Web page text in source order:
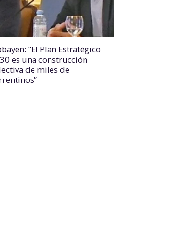
“El Plan Estratégico
es una construcción
de miles de